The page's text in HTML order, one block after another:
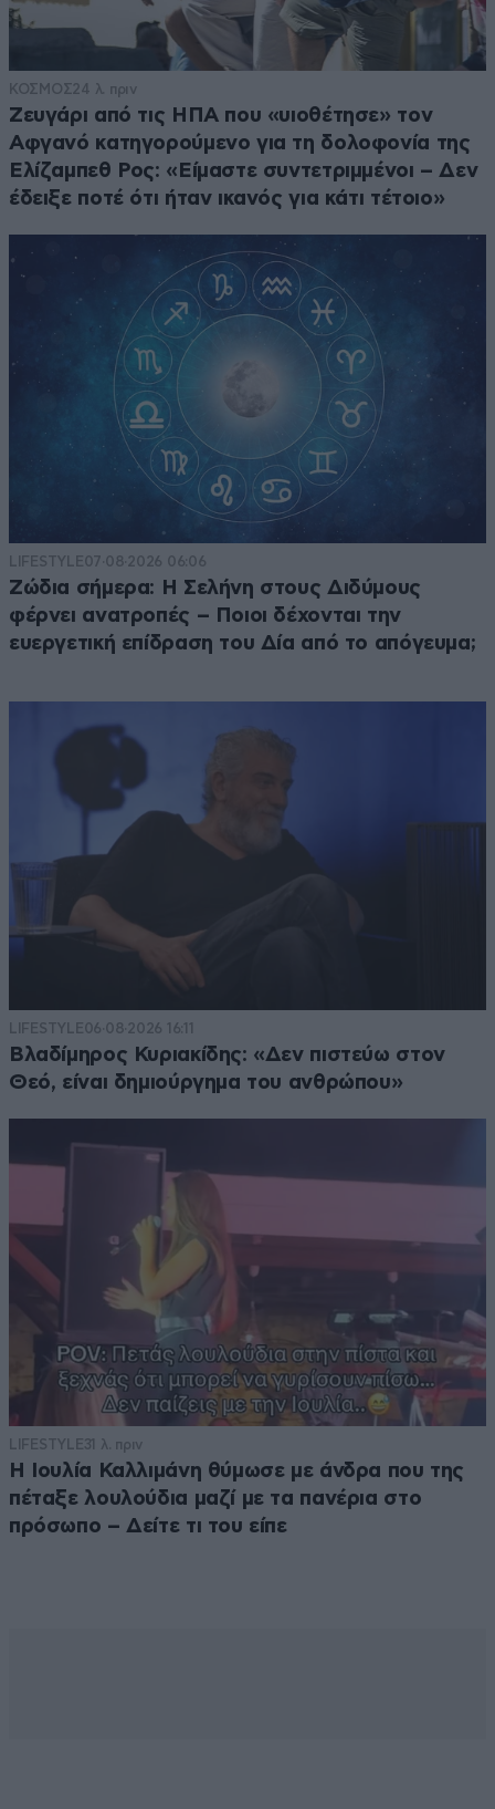
ΚΟΣΜΟΣ24 λ. πριν
Ζευγάρι από τις ΗΠΑ που «υιοθέτησε» τον
Αφγανό κατηγορούμενο για τη δολοφονία της
Ελίζαμπεθ Ρος: «Είμαστε συντετριμμένοι – Δεν
έδειξε ποτέ ότι ήταν ικανός για κάτι τέτοιο»
LIFESTYLE07·08·2026 06:06
Ζώδια σήμερα: Η Σελήνη στους Διδύμους
φέρνει ανατροπές – Ποιοι δέχονται την
ευεργετική επίδραση του Δία από το απόγευμα;
LIFESTYLE06·08·2026 16:11
Βλαδίμηρος Κυριακίδης: «Δεν πιστεύω στον
Θεό, είναι δημιούργημα του ανθρώπου»
LIFESTYLE31 λ. πριν
Η Ιουλία Καλλιμάνη θύμωσε με άνδρα που της
πέταξε λουλούδια μαζί με τα πανέρια στο
πρόσωπο – Δείτε τι του είπε